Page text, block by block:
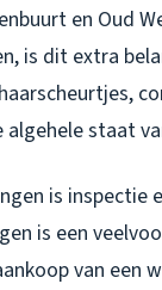
en Oud
is dit extra
algehele staat
is inspectie
is een
van een